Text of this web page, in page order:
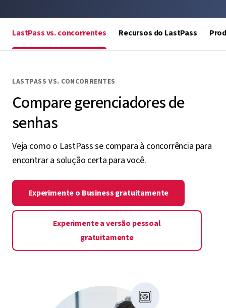
LastPass vs. concorrentes Recursos do LastPass
LASTPASS VS. CONCORRENTES
Compare gerenciadores de
senhas
Veja como o LastPass se compara à concorrência para
encontrar a solução certa para você.
Experimente o Business gratuitamente
Experimente a versão pessoal
gratuitamente